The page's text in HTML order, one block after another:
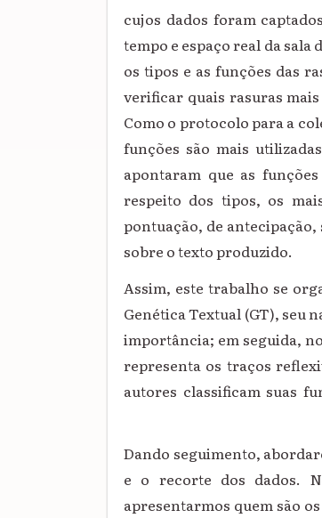
cujos dados foram
tempo e espaço real da
os tipos e as funções das
verificar quais rasuras
Como o protocolo para a
funções são mais
apontaram que as
respeito dos tipos, os
pontuação, de
sobre o texto produzido.
Assim, este trabalho se
Genética Textual (GT), seu
importância; em seguida,
representa os traços
autores classificam suas
Dando seguimento,
e o recorte dos dados.
apresentarmos quem são